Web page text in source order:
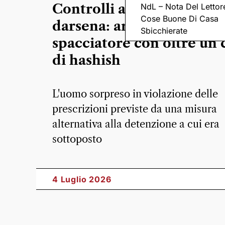
NdL – Nota Del
Cose Buone Di Casa
Sbicchierate
Controlli antidroga in
darsena: arrestato uno
spacciatore con oltre un
di hashish
L'uomo sorpreso in violazione delle
prescrizioni previste da una misura
alternativa alla detenzione a cui era
sottoposto
4 Luglio 2026